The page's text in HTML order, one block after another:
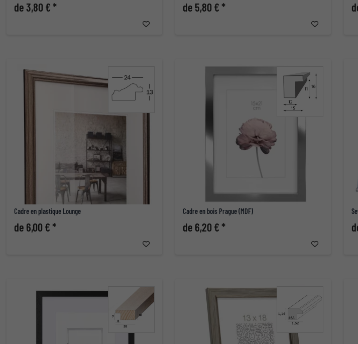
de 3,80 € * de 5,80 € *
Cadre en plastique Lounge
de 6,00 € *
Cadre en bois Prague (MDF)
de 6,20 € *